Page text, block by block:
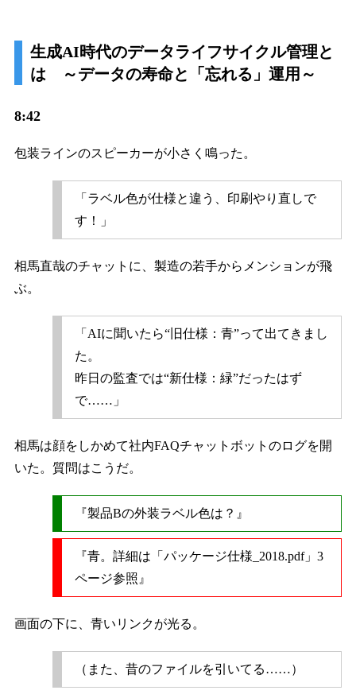
生成AI時代のデータライフサイクル管理と
は ～データの寿命と「忘れる」運用～
8:42
包装ラインのスピーカーが小さく鳴った。
「ラベル色が仕様と違う、印刷やり直しで
す！」
相馬直哉のチャットに、製造の若手からメンションが飛
ぶ。
「AIに聞いたら“旧仕様：青”って出てきまし
た。
昨日の監査では“新仕様：緑”だったはず
で……」
相馬は顔をしかめて社内FAQチャットボットのログを開
いた。質問はこうだ。
『製品Bの外装ラベル色は？』
『青。詳細は「パッケージ仕様_2018.pdf」3
ページ参照』
画面の下に、青いリンクが光る。
（また、昔のファイルを引いてる……）